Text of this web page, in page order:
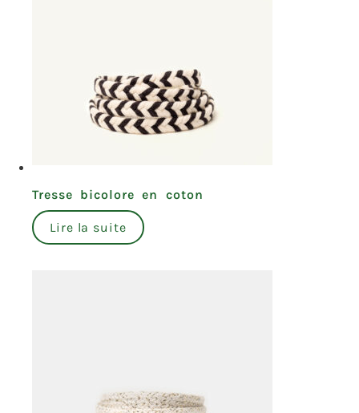
Tresse bicolore en coton
Lire la suite